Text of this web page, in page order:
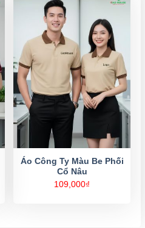
Áo Công Ty Màu Be Phối
Cổ Nâu
109,000₫